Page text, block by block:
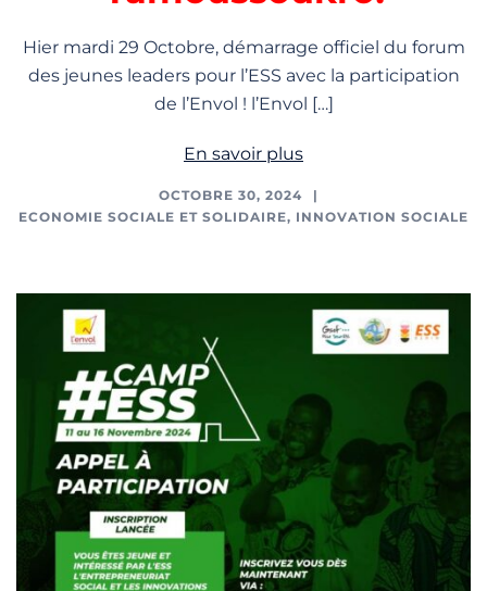
Hier mardi 29 Octobre, démarrage officiel du forum
des jeunes leaders pour l’ESS avec la participation
de l’Envol ! l’Envol […]
En savoir plus
OCTOBRE 30, 2024
ECONOMIE SOCIALE ET SOLIDAIRE, INNOVATION SOCIALE